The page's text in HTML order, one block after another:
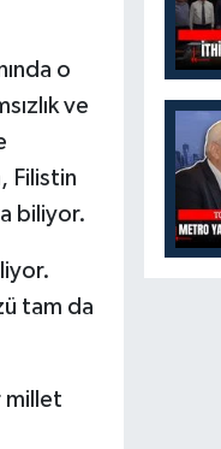
o
ve
Filistin
biliyor.
tam da
millet